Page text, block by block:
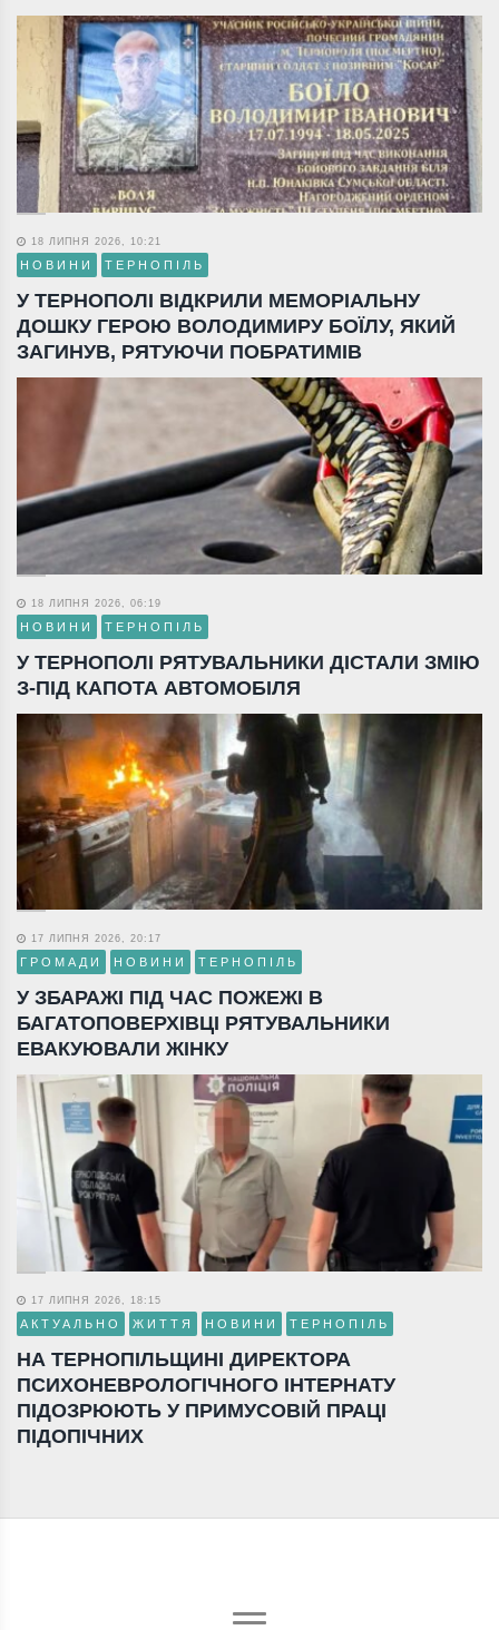
18 ЛИПНЯ 2026, 10:21
НОВИНИ ТЕРНОПІЛЬ
У ТЕРНОПОЛІ ВІДКРИЛИ МЕМОРІАЛЬНУ
ДОШКУ ГЕРОЮ ВОЛОДИМИРУ БОЇЛУ, ЯКИЙ
ЗАГИНУВ, РЯТУЮЧИ ПОБРАТИМІВ
18 ЛИПНЯ 2026, 06:19
НОВИНИ ТЕРНОПІЛЬ
У ТЕРНОПОЛІ РЯТУВАЛЬНИКИ ДІСТАЛИ ЗМІЮ
З-ПІД КАПОТА АВТОМОБІЛЯ
17 ЛИПНЯ 2026, 20:17
ГРОМАДИ НОВИНИ ТЕРНОПІЛЬ
У ЗБАРАЖІ ПІД ЧАС ПОЖЕЖІ В
БАГАТОПОВЕРХІВЦІ РЯТУВАЛЬНИКИ
ЕВАКУЮВАЛИ ЖІНКУ
17 ЛИПНЯ 2026, 18:15
АКТУАЛЬНО ЖИТТЯ НОВИНИ ТЕРНОПІЛЬ
НА ТЕРНОПІЛЬЩИНІ ДИРЕКТОРА
ПСИХОНЕВРОЛОГІЧНОГО ІНТЕРНАТУ
ПІДОЗРЮЮТЬ У ПРИМУСОВІЙ ПРАЦІ
ПІДОПІЧНИХ